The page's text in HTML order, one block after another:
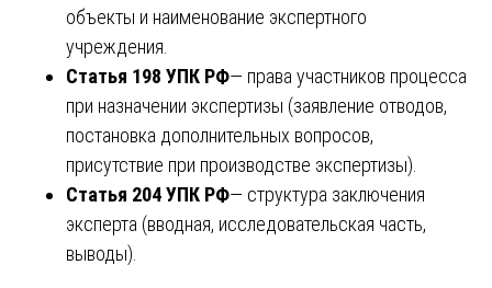
объекты и наименование экспертного
учреждения.
Статья 198 УПК РФ— права участников процесса
при назначении экспертизы (заявление отводов,
постановка дополнительных вопросов,
присутствие при производстве экспертизы).
Статья 204 УПК РФ— структура заключения
эксперта (вводная, исследовательская часть,
выводы).